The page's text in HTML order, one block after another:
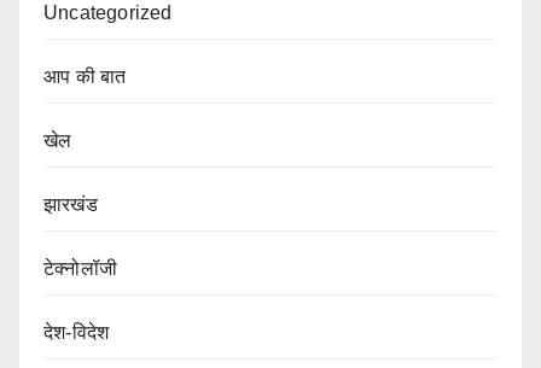
Uncategorized
आप की बात
खेल
झारखंड
टेक्नोलॉजी
देश-विदेश